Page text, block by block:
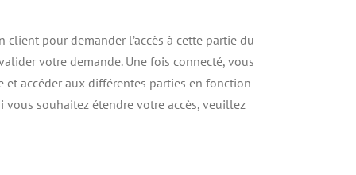
client pour demander l’accès à cette partie du
votre demande. Une fois connecté, vous
et accéder aux différentes parties en fonction
vous souhaitez étendre votre accès, veuillez